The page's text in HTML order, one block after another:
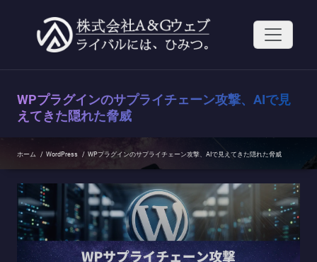
へ
WPプラグインのサプライチェーン攻撃、AIで見
えてきた隠れた脅威
ホーム / WordPress / WPプラグインのサプライチェーン攻撃、AIで見えてきた隠れた脅威